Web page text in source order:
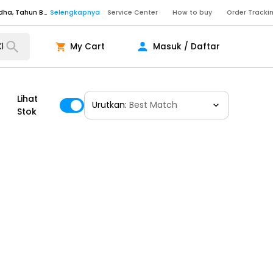
Senin - Sabtu (09:00-20:00), Minggu/Libur Nasional (10:00-18:00), Tutup pada Idul Fitri, Idul Adha, Tahun Baru Selengkapnya
Senin - Jumat (10:00-20:00), Sabtu - Minggu dan Libur Nasional (10:00-18:00), Tutup pada Idul Fitri, Idul Adha, Tahun Baru
Selengkapnya
Service Center How to buy Order
My Cart Masuk / Daftar
Lihat
Stok
Urutkan: Best Match